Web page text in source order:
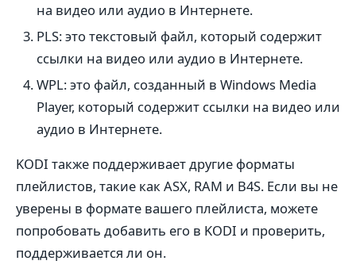
на видео или аудио в Интернете.
PLS: это текстовый файл, который содержит
ссылки на видео или аудио в Интернете.
WPL: это файл, созданный в Windows Media
Player, который содержит ссылки на видео или
аудио в Интернете.
KODI также поддерживает другие форматы
плейлистов, такие как ASX, RAM и B4S. Если вы не
уверены в формате вашего плейлиста, можете
попробовать добавить его в KODI и проверить,
поддерживается ли он.